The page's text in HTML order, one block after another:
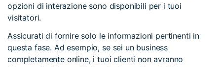
opzioni di interazione sono disponibili per i tuoi
visitatori.
Assicurati di fornire solo le informazioni pertinenti in
questa fase. Ad esempio, se sei un business
completamente online, i tuoi clienti non avranno